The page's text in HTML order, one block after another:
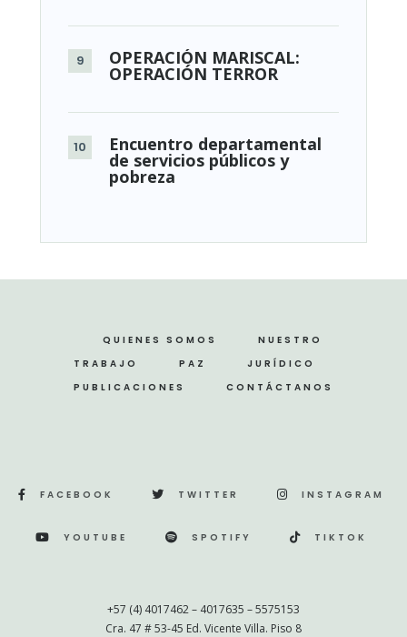
OPERACIÓN MARISCAL:
OPERACIÓN TERROR
Encuentro departamental
de servicios públicos y
pobreza
QUIENES SOMOS
NUESTRO
TRABAJO
PAZ
JURÍDICO
PUBLICACIONES
CONTÁCTANOS
FACEBOOK TWITTER INSTAGRAM
YOUTUBE SPOTIFY TIKTOK
+57 (4) 4017462 – 4017635 – 5575153
Cra. 47 # 53-45 Ed. Vicente Villa. Piso 8